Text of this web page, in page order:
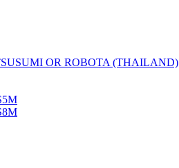
OR ROBOTA (THAILAND)